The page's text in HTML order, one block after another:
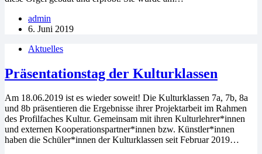
admin
6. Juni 2019
Aktuelles
Präsentationstag der Kulturklassen
Am 18.06.2019 ist es wieder soweit! Die Kulturklassen 7a, 7b, 8a
und 8b präsentieren die Ergebnisse ihrer Projektarbeit im Rahmen
des Profilfaches Kultur. Gemeinsam mit ihren Kulturlehrer*innen
und externen Kooperationspartner*innen bzw. Künstler*innen
haben die Schüler*innen der Kulturklassen seit Februar 2019…